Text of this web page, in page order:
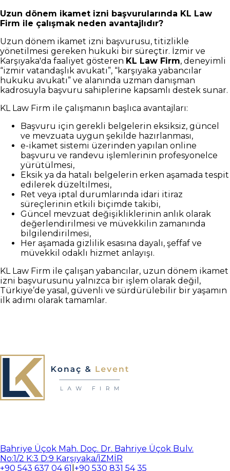
Uzun dönem ikamet izni başvurularında KL Law
Firm ile çalışmak neden avantajlıdır?
Uzun dönem ikamet izni başvurusu, titizlikle
yönetilmesi gereken hukuki bir süreçtir. İzmir ve
Karşıyaka'da faaliyet gösteren KL Law Firm, deneyimli
“izmir vatandaşlık avukatı”, “karşıyaka yabancılar
hukuku avukatı” ve alanında uzman danışman
kadrosuyla başvuru sahiplerine kapsamlı destek sunar.
KL Law Firm ile çalışmanın başlıca avantajları:
Başvuru için gerekli belgelerin eksiksiz, güncel
ve mevzuata uygun şekilde hazırlanması,
e-ikamet sistemi üzerinden yapılan online
başvuru ve randevu işlemlerinin profesyonelce
yürütülmesi,
Eksik ya da hatalı belgelerin erken aşamada tespit
edilerek düzeltilmesi,
Ret veya iptal durumlarında idari itiraz
süreçlerinin etkili biçimde takibi,
Güncel mevzuat değişikliklerinin anlık olarak
değerlendirilmesi ve müvekkilin zamanında
bilgilendirilmesi,
Her aşamada gizlilik esasına dayalı, şeffaf ve
müvekkil odaklı hizmet anlayışı.
KL Law Firm ile çalışan yabancılar, uzun dönem ikamet
izni başvurusunu yalnızca bir işlem olarak değil,
Türkiye’de yasal, güvenli ve sürdürülebilir bir yaşamın
ilk adımı olarak tamamlar.
Bahriye Üçok Mah. Doç. Dr. Bahriye Üçok Bulv.
No:1/2 K:3 D:9 Karşıyaka/İZMİR
+90 543 637 04 61 +90 530 831 54 35